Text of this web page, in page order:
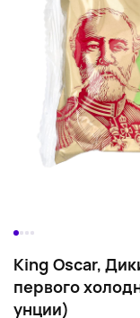
King Oscar,
первого
унции)